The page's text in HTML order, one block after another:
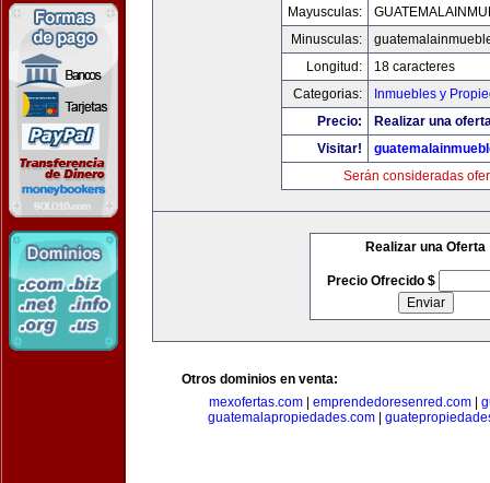
Mayusculas:
Minusculas:
Longitud:
18 caracteres
Categorias:
Inmuebles y
Precio:
Realizar una
Visitar!
Serán consideradas
Realizar una Oferta
Precio Ofrecido $
Otros dominios en venta:
mexofertas.com
emprendedoresenred.com
guatemalapropiedades.com|